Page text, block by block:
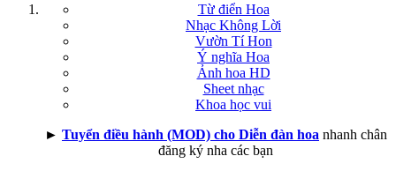
Từ điển Hoa
Nhạc Không Lời
Vườn Tí Hon
Ý nghĩa Hoa
Ảnh hoa HD
Sheet nhạc
Khoa học vui
► Tuyển điều hành (MOD) cho Diễn đàn hoa nhanh chân
đăng ký nha các bạn